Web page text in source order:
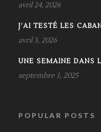
avril 24, 2026
J’AI TESTÉ LES
avril 3, 2026
UNE SEMAINE DANS
septembre 1, 2025
POPULAR POSTS